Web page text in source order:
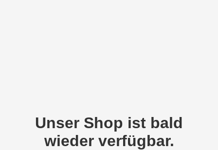
Unser Shop ist bald
wieder verfügbar.